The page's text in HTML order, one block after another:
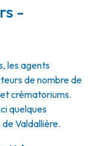
-
les agents
de nombre de
crématoriums.
quelques
Valdallière.